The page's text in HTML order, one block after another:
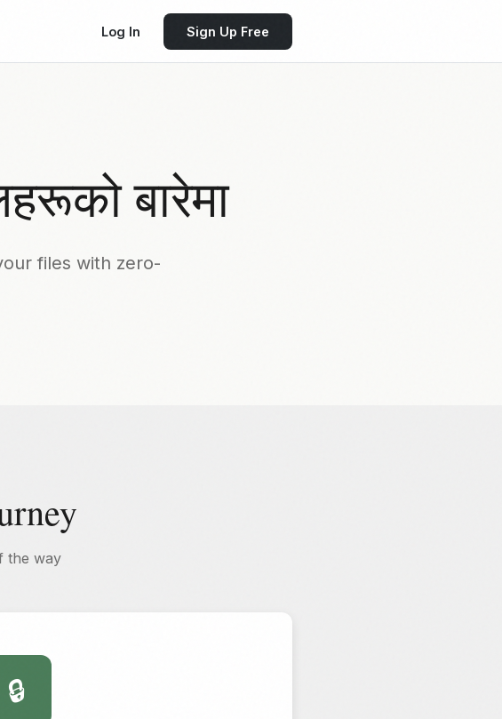
Log In Sign Up Free
बारेमा
files with zero-
the way
🔒